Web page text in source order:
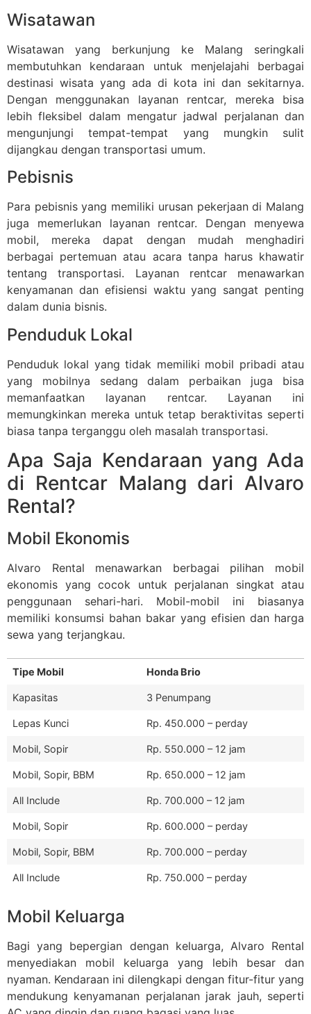
Wisatawan
Wisatawan yang berkunjung ke Malang seringkali
membutuhkan kendaraan untuk menjelajahi berbagai
destinasi wisata yang ada di kota ini dan sekitarnya.
Dengan menggunakan layanan rentcar, mereka bisa
lebih fleksibel dalam mengatur jadwal perjalanan dan
mengunjungi tempat-tempat yang mungkin sulit
dijangkau dengan transportasi umum.
Pebisnis
Para pebisnis yang memiliki urusan pekerjaan di Malang
juga memerlukan layanan rentcar. Dengan menyewa
mobil, mereka dapat dengan mudah menghadiri
berbagai pertemuan atau acara tanpa harus khawatir
tentang transportasi. Layanan rentcar menawarkan
kenyamanan dan efisiensi waktu yang sangat penting
dalam dunia bisnis.
Penduduk Lokal
Penduduk lokal yang tidak memiliki mobil pribadi atau
yang mobilnya sedang dalam perbaikan juga bisa
memanfaatkan layanan rentcar. Layanan ini
memungkinkan mereka untuk tetap beraktivitas seperti
biasa tanpa terganggu oleh masalah transportasi.
Apa Saja Kendaraan yang Ada
di Rentcar Malang dari Alvaro
Rental?
Mobil Ekonomis
Alvaro Rental menawarkan berbagai pilihan mobil
ekonomis yang cocok untuk perjalanan singkat atau
penggunaan sehari-hari. Mobil-mobil ini biasanya
memiliki konsumsi bahan bakar yang efisien dan harga
sewa yang terjangkau.
Tipe Mobil Honda Brio
Kapasitas 3 Penumpang
Lepas Kunci Rp. 450.000 – perday
Mobil, Sopir Rp. 550.000 – 12 jam
Mobil, Sopir, BBM Rp. 650.000 – 12 jam
All Include Rp. 700.000 – 12 jam
Mobil, Sopir Rp. 600.000 – perday
Mobil, Sopir, BBM Rp. 700.000 – perday
All Include Rp. 750.000 – perday
Mobil Keluarga
Bagi yang bepergian dengan keluarga, Alvaro Rental
menyediakan mobil keluarga yang lebih besar dan
nyaman. Kendaraan ini dilengkapi dengan fitur-fitur yang
mendukung kenyamanan perjalanan jarak jauh, seperti